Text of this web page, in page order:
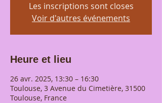
Les inscriptions sont closes
Voir d'autres événements
Heure et lieu
26 avr. 2025, 13:30 – 16:30
Toulouse, 3 Avenue du Cimetière, 31500
Toulouse, France